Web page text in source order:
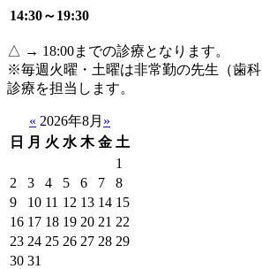
14:30～19:30
△ → 18:00までの診療となります。
※毎週火曜・土曜は非常勤の先生（歯
診療を担当します。
« 2026年8月 »
日
月 火 水 木 金 土
1
2
3 4 5 6 7
8
9
10 11 12 13 14 15
16 17 18 19 20 21 22
23 24 25 26 27 28 29
30 31